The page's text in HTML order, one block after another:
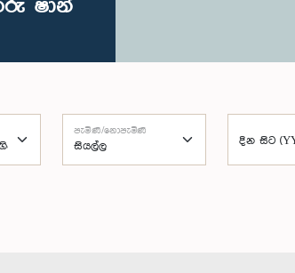
ෂාන්
පැමිණි/නොපැමිණි
දින සිට